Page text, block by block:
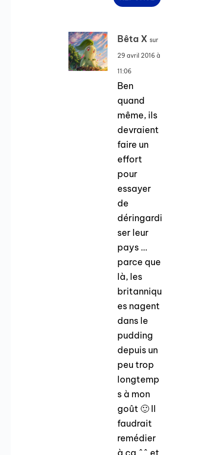
Bêta X sur
29 avril 2016 à
11:06
Ben
quand
même, ils
devraient
faire un
effort
pour
essayer
de
déringardi
ser leur
pays …
parce que
là, les
britanniqu
es nagent
dans le
pudding
depuis un
peu trop
longtemp
s à mon
goût 🙂 Il
faudrait
remédier
à ça ^^ et